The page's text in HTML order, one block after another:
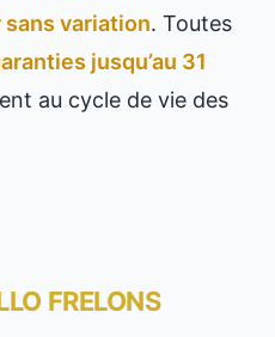
variation. Toutes
jusqu’au 31
au cycle de vie des
FRELONS